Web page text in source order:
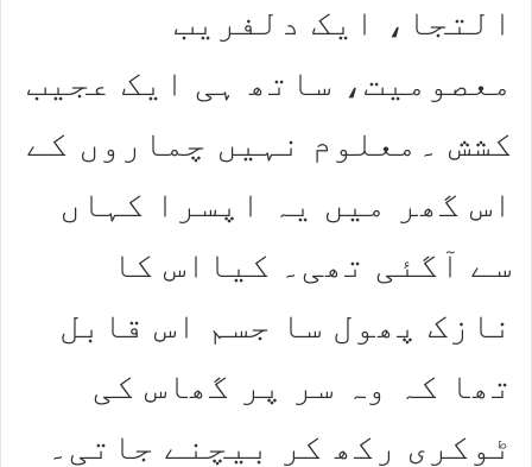
التجا، ایک دلفریب
معصومیت، ساتھ ہی ایک عجیب
کشش ۔معلوم نہیں چماروں کے
اس گھر میں یہ اپسرا کہاں
سے آگئی تھی۔ کیااس کا
نازک پھول سا جسم اس قابل
تھا کہ وہ سر پر گھاس کی
ٹوکری رکھ کر بیچنے جاتی۔